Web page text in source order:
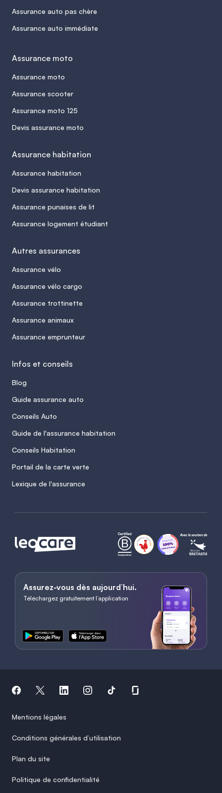
Assurance auto pas chère
Assurance auto immédiate
Assurance moto
Assurance moto
Assurance scooter
Assurance moto 125
Devis assurance moto
Assurance habitation
Assurance habitation
Devis assurance habitation
Assurance punaises de lit
Assurance logement étudiant
Autres assurances
Assurance vélo
Assurance vélo cargo
Assurance trottinette
Assurance animaux
Assurance emprunteur
Infos et conseils
Blog
Guide assurance auto
Conseils Auto
Guide de l'assurance habitation
Conseils Habitation
Portail de la carte verte
Lexique de l'assurance
Assurez-vous dès aujourd’hui.
Téléchargez gratuitement l’application
Mentions légales
Conditions générales d’utilisation
Plan du site
Politique de confidentialité